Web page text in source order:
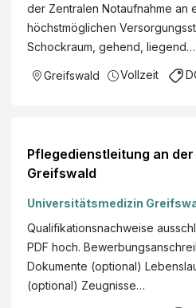
der Zentralen Notaufnahme an
höchstmöglichen
Schockraum, gehend, liegend…
Greifswald Vollzeit
Pflegedienstleitung an
Greifswald
Universitätsmedizin
Qualifikationsnachweise
PDF hoch.
Dokumente (optional)
(optional) Zeugnisse…